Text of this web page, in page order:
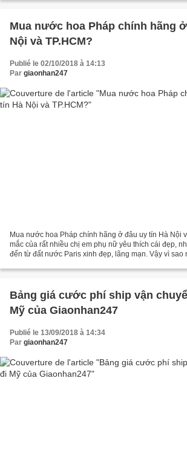
Mua nước hoa Pháp chính hãng
Nội và TP.HCM?
Publié le 02/10/2018 à 14:13
Par giaonhan247
Mua nước hoa Pháp chính hãng ở đâu uy tín Hà Nội
mắc của rất nhiều chị em phụ nữ yêu thích cái đẹp,
đến từ đất nước Paris xinh đẹp, lãng mạn. Vậy vì sao
Bảng giá cước phí ship vận
Mỹ của Giaonhan247
Publié le 13/09/2018 à 14:34
Par giaonhan247